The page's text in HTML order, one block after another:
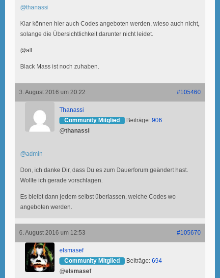
@thanassi
Klar können hier auch Codes angeboten werden, wieso auch nicht,
solange die Übersichtlichkeit darunter nicht leidet.
@all
Black Mass ist noch zuhaben.
3. August 2016 um 20:22 #105460
Thanassi
Community Mitglied
Beiträge: 906
@thanassi
@admin
Don, ich danke Dir, dass Du es zum Dauerforum geändert hast.
Wollte ich gerade vorschlagen.
Es bleibt dann jedem selbst überlassen, welche Codes wo
angeboten werden.
6. August 2016 um 12:53 #105670
elsmasef
Community Mitglied
Beiträge: 694
@elsmasef